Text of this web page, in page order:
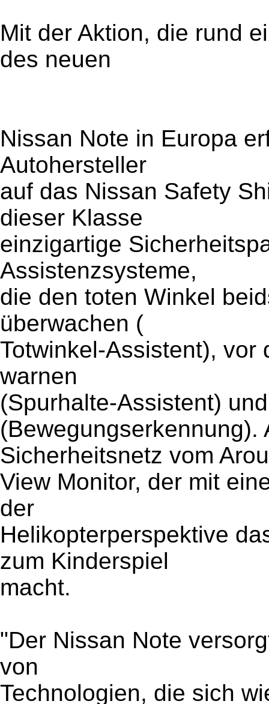
Mit der Aktion, die rund
des neuen
Nissan Note in Europa
Autohersteller
auf das Nissan Safety
dieser Klasse
einzigartige
Assistenzsysteme,
die den toten Winkel
überwachen (
Totwinkel-Assistent), vor
warnen
(Spurhalte-Assistent)
(Bewegungserkennung).
Sicherheitsnetz vom
View Monitor, der mit
der
Helikopterperspektive
zum Kinderspiel
macht.
"Der Nissan Note
von
Technologien, die sich